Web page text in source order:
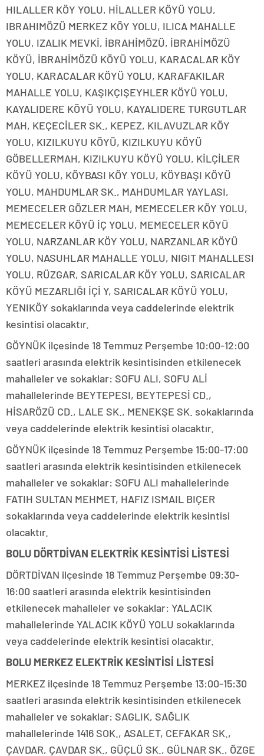
HILALLER KÖY YOLU, HİLALLER KÖYÜ YOLU,
IBRAHIMÖZÜ MERKEZ KÖY YOLU, ILICA MAHALLE
YOLU, IZALIK MEVKİ, İBRAHİMÖZÜ, İBRAHİMÖZÜ
KÖYÜ, İBRAHİMÖZÜ KÖYÜ YOLU, KARACALAR KÖY
YOLU, KARACALAR KÖYÜ YOLU, KARAFAKILAR
MAHALLE YOLU, KAŞIKÇIŞEYHLER KÖYÜ YOLU,
KAYALIDERE KÖYÜ YOLU, KAYALIDERE TURGUTLAR
MAH, KEÇECİLER SK., KEPEZ, KILAVUZLAR KÖY
YOLU, KIZILKUYU KÖYÜ, KIZILKUYU KÖYÜ
GÖBELLERMAH, KIZILKUYU KÖYÜ YOLU, KİLÇİLER
KÖYÜ YOLU, KÖYBASI KÖY YOLU, KÖYBAŞI KÖYÜ
YOLU, MAHDUMLAR SK., MAHDUMLAR YAYLASI,
MEMECELER GÖZLER MAH, MEMECELER KÖY YOLU,
MEMECELER KÖYÜ İÇ YOLU, MEMECELER KÖYÜ
YOLU, NARZANLAR KÖY YOLU, NARZANLAR KÖYÜ
YOLU, NASUHLAR MAHALLE YOLU, NIGIT MAHALLESI
YOLU, RÜZGAR, SARICALAR KÖY YOLU, SARICALAR
KÖYÜ MEZARLIĞI İÇİ Y, SARICALAR KÖYÜ YOLU,
YENIKÖY sokaklarında veya caddelerinde elektrik
kesintisi olacaktır.
GÖYNÜK ilçesinde 18 Temmuz Perşembe 10:00-12:00
saatleri arasında elektrik kesintisinden etkilenecek
mahalleler ve sokaklar: SOFU ALI, SOFU ALİ
mahallelerinde BEYTEPESI, BEYTEPESİ CD.,
HİSARÖZÜ CD., LALE SK., MENEKŞE SK. sokaklarında
veya caddelerinde elektrik kesintisi olacaktır.
GÖYNÜK ilçesinde 18 Temmuz Perşembe 15:00-17:00
saatleri arasında elektrik kesintisinden etkilenecek
mahalleler ve sokaklar: SOFU ALI mahallelerinde
FATIH SULTAN MEHMET, HAFIZ ISMAIL BIÇER
sokaklarında veya caddelerinde elektrik kesintisi
olacaktır.
BOLU DÖRTDİVAN ELEKTRİK KESİNTİSİ LİSTESİ
DÖRTDİVAN ilçesinde 18 Temmuz Perşembe 09:30-
16:00 saatleri arasında elektrik kesintisinden
etkilenecek mahalleler ve sokaklar: YALACIK
mahallelerinde YALACIK KÖYÜ YOLU sokaklarında
veya caddelerinde elektrik kesintisi olacaktır.
BOLU MERKEZ ELEKTRİK KESİNTİSİ LİSTESİ
MERKEZ ilçesinde 18 Temmuz Perşembe 13:00-15:30
saatleri arasında elektrik kesintisinden etkilenecek
mahalleler ve sokaklar: SAGLIK, SAĞLIK
mahallelerinde 1416 SOK., ASALET, CEFAKAR SK.,
ÇAVDAR, ÇAVDAR SK., GÜÇLÜ SK., GÜLNAR SK., ÖZGE